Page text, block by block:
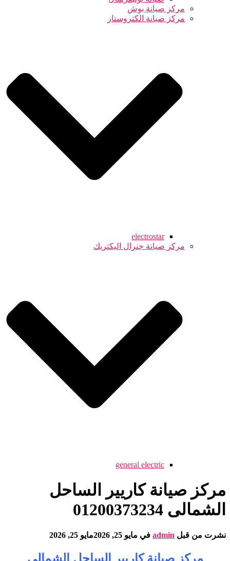
مركز صيانة بوش
مركز صيانة الكتروستار
electrostar
مركز صيانة جنرال اليكتريك
general electric
مركز صيانة كاريير الساحل
الشمالى 01200373234
نشرت من قبل admin في مايو 25, 2026 مايو 25, 2026
مركز صيانة كاريير الساحل الشمالى